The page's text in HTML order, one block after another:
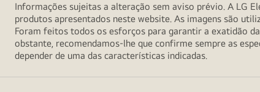
Informações sujeitas a alteração sem aviso prévio. A LG
produtos apresentados neste website. As imagens são
Foram feitos todos os esforços para garantir a exatidão
obstante, recomendamos-lhe que confirme sempre as
depender de uma das características indicadas.